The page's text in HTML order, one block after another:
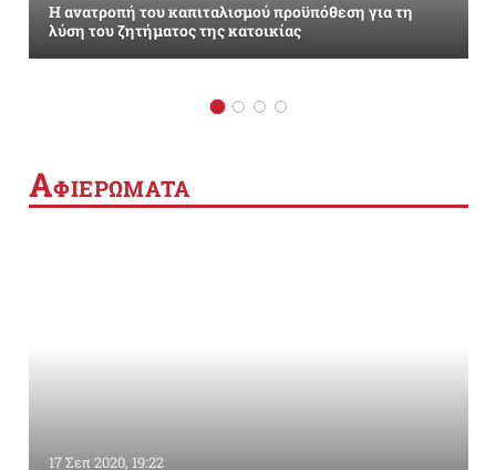
Η ανατροπή του καπιταλισμού προϋπόθεση για τη
λύση του ζητήματος της κατοικίας
ΑΦΙΕΡΩΜΑΤΑ
17 Σεπ 2020, 19:22